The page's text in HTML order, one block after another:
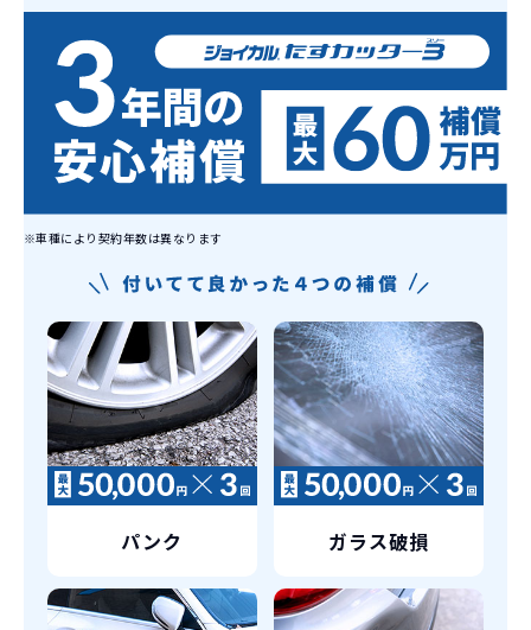
通常のカーリースの場合、そのまま継続
して乗るか、購入するかなどを選べます。
しかし、イッカーズの場合は、車両を必
ず返却していただくことを前提とするこ
とで「超低価格」を実現しています。
新型の新車に定期的に乗換
車はだいたい３年くらいで飽きると言わ
れています。
車に常に乗り続けられるのは気持ちよ
く、人にも自慢できます！
※車種により契約年数は異なります
パンク ガラス破損